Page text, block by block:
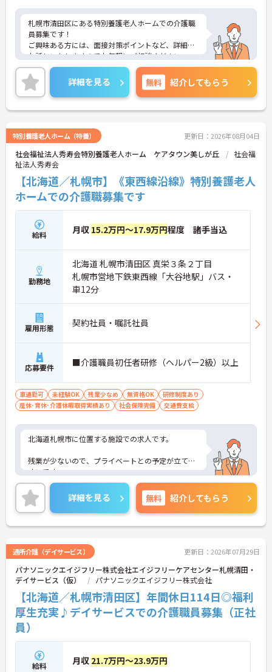
札幌市清田区にある特別養護老人ホームでの介護職
員募集です！
ご興味ある方には、面接対策ポイントなど、詳細を
お話しいたしますのでお気軽にご相談ください。
詳細を見る 無料 紹介してもらう
特別養護老人ホーム（特養） 更新日：2026年08月04日
社会福祉法人秀寿会特別養護老人ホーム ケアタウン美しが丘
社会福
祉法人秀寿会
【北海道／札幌市】《東西線沿線》特別養護老人
ホームでの介護職募集です
給料 月収 15.2万円～17.9万円程度 諸手当込
勤務地
北海道 札幌市清田区 真栄３条２丁目
札幌市営地下鉄東西線「大谷地駅」バス・
車12分
雇用形態 契約社員・嘱託社員
応募要件 ■介護職員初任者研修（ヘルパー2級）以上
車通勤可 未経験OK 残業少なめ 無資格OK
研修制度あり
産休･育休･介護休暇取得実績あり
社会保険完備 交通費支給
北海道札幌市に位置する施設での求人です。
残業が少ないので、プライベートとの予定が立てや
すいです。
ご興味のある方は、お気軽にお問い合わせくださ
い。
詳細を見る 無料 紹介してもらう
通所介護（デイサービス） 更新日：2026年07月29日
パナソニックエイジフリー株式会社エイジフリーケアセンター札幌清田・
デイサービス（仮）
パナソニックエイジフリー株式会社
【北海道／札幌市清田区】年間休日114日◎福利
厚生充実♪デイサービスでの介護職員募集（正社
員）
給料 月収 21.7万円～23.9万円